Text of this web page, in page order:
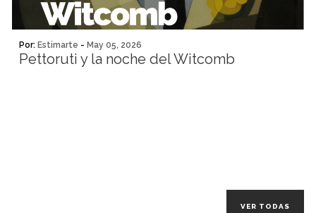
Por: Estimarte - May 05, 2026
Pettoruti y la noche del Witcomb
VER TODAS